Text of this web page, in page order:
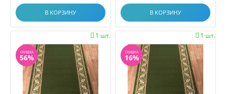
В КОРЗИНУ В КОРЗИНУ
1 шт.

СКИДКА
56%
1 шт.

СКИДКА
16%